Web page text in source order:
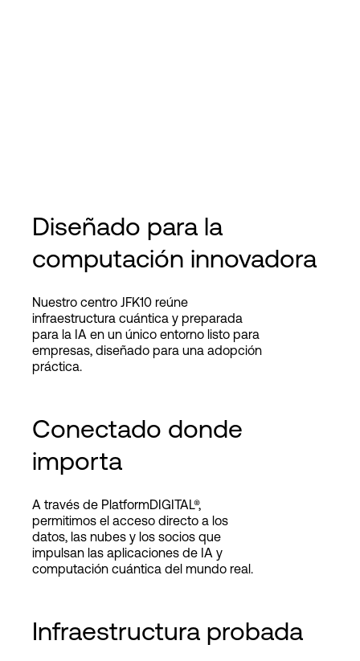
Diseñado para la
computación innovadora
Nuestro centro JFK10 reúne
infraestructura cuántica y preparada
para la IA en un único entorno listo para
empresas, diseñado para una adopción
práctica.
Conectado donde
importa
A través de PlatformDIGITAL®,
permitimos el acceso directo a los
datos, las nubes y los socios que
impulsan las aplicaciones de IA y
computación cuántica del mundo real.
Infraestructura probada